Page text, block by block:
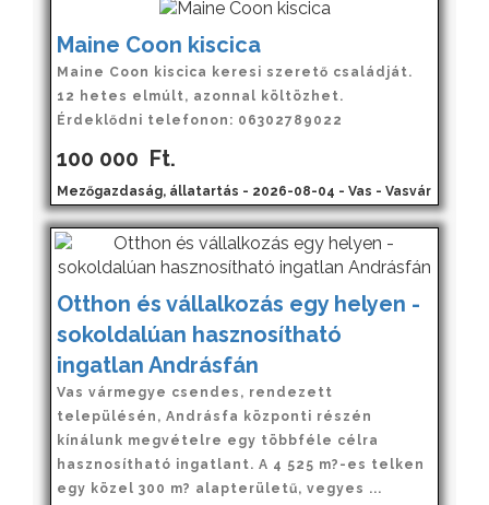
Maine Coon kiscica
Maine Coon kiscica keresi szerető családját.
12 hetes elmúlt, azonnal költözhet.
Érdeklődni telefonon: 06302789022
100 000 Ft.
Mezőgazdaság, állatartás - 2026-08-04 - Vas - Vasvár
Otthon és vállalkozás egy helyen -
sokoldalúan hasznosítható
ingatlan Andrásfán
Vas vármegye csendes, rendezett
településén, Andrásfa központi részén
kínálunk megvételre egy többféle célra
hasznosítható ingatlant. A 4 525 m?-es telken
egy közel 300 m? alapterületű, vegyes ...